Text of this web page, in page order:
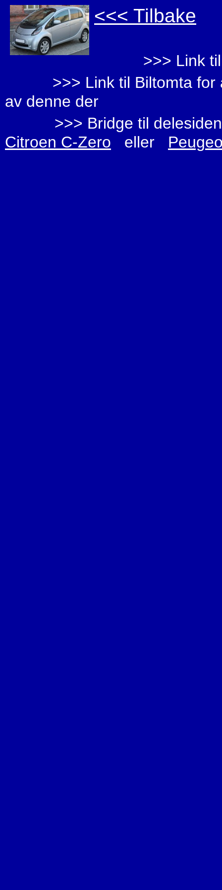
<<< Tilbake
>>> Link
>>> Link til Biltomta
av denne der
>>> Bridge til
Citroen C-Zero eller